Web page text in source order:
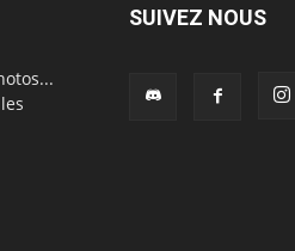
SUIVEZ NOUS